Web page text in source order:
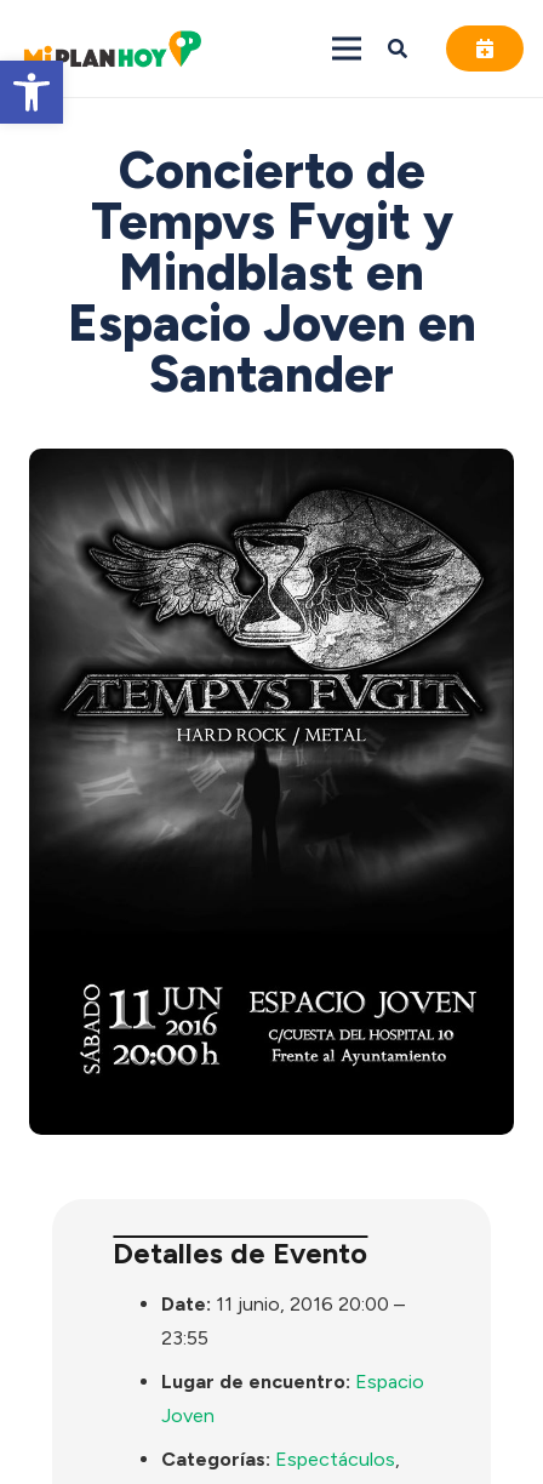
Abrir barra de herramientas
Concierto de
Tempvs Fvgit y
Mindblast en
Espacio Joven en
Santander
Detalles de Evento
Date: 11 junio, 2016 20:00 –
23:55
Lugar de encuentro: Espacio
Joven
Categorías: Espectáculos,